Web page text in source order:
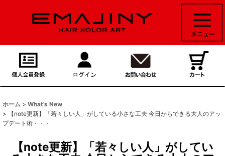
ホーム > What's New
>
【note更新】「若々しい人」がしている小さな工夫 今日からできる大人のアッ
プデート術・・・
【note更新】「若々しい人」がしてい